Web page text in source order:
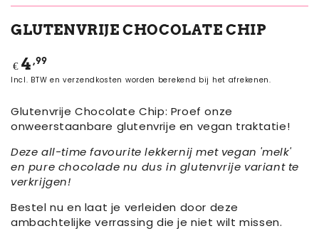
GLUTENVRIJE CHOCOLATE CHIP
Normale
prijs
€ 4 ,99
Incl. BTW en verzendkosten worden berekend bij het afrekenen.
Glutenvrije Chocolate Chip: Proef onze
onweerstaanbare glutenvrije en vegan traktatie!
Deze all-time favourite lekkernij met vegan 'melk'
en pure chocolade nu dus in glutenvrije variant te
verkrijgen!
Bestel nu en laat je verleiden door deze
ambachtelijke verrassing die je niet wilt missen.